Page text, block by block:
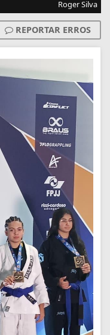
Roger Silva
REPORTAR ERROS